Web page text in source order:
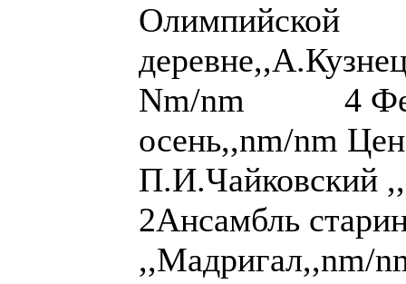
Олимпийской
Nm/nm 4
осень,,nm/nm
П.И.Чайковский
2Ансамбль
,,Мадригал,,nm/